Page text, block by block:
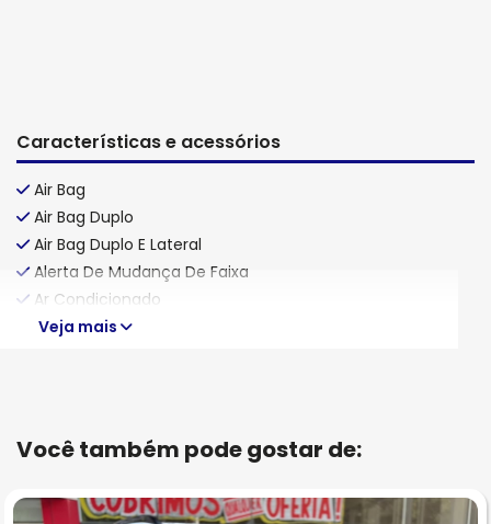
Características e acessórios
Air Bag
Air Bag Duplo
Air Bag Duplo E Lateral
Alerta De Mudança De Faixa
Ar Condicionado
Veja mais
Você também pode gostar de: